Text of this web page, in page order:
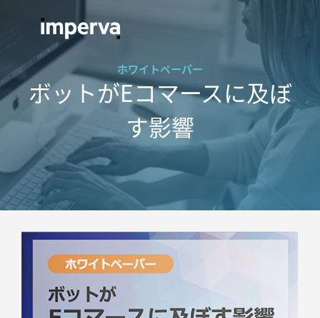
ホワイトペーパー
ボットがEコマースに及ぼ
す影響